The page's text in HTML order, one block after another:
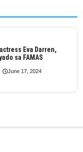
Eva Darren,
sa FAMAS
June 17, 2024